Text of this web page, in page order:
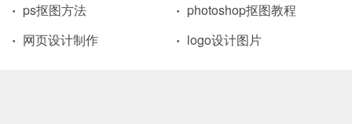
ps抠图方法
photoshop抠图教程
网页设计制作
logo设计图片